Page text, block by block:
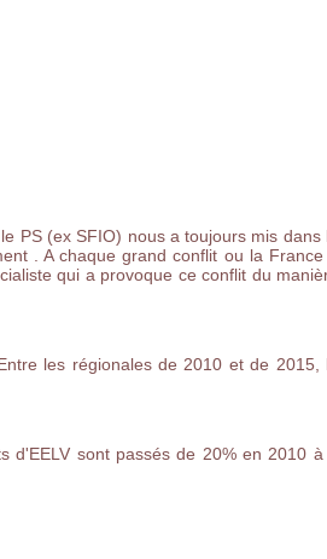
PS (ex SFIO) nous a toujours mis dans
. A chaque grand conflit ou la France
qui a provoque ce conflit du
les régionales de 2010 et de 2015,
d'EELV sont passés de 20% en 2010 à